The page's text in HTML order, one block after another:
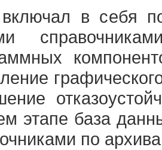
в себя
этапе база
по